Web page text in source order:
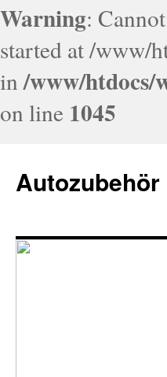
Warning:
started at /www/
in/www/htdocs/
on line 1045